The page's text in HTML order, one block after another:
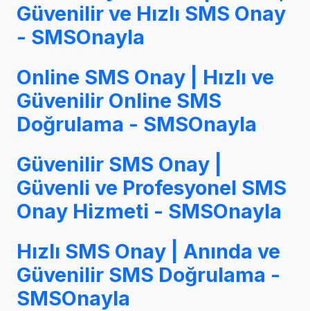
Güvenilir ve Hızlı SMS Onay
- SMSOnayla
Online SMS Onay | Hızlı ve
Güvenilir Online SMS
Doğrulama - SMSOnayla
Güvenilir SMS Onay |
Güvenli ve Profesyonel SMS
Onay Hizmeti - SMSOnayla
Hızlı SMS Onay | Anında ve
Güvenilir SMS Doğrulama -
SMSOnayla